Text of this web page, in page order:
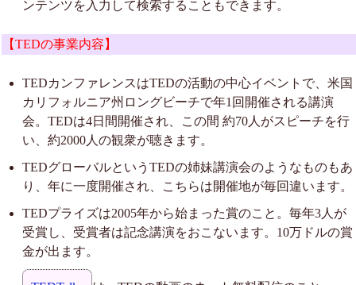
ンテンツを入力して検索することもできます。
【TEDの事業内容】
TEDカンファレンスはTEDの活動の中心イベントで、米国
カリフォルニア州ロングビーチで年1回開催される講演
会。TEDは4日間開催され、この間 約70人がスピーチを行
い、約2000人の観衆が聴きます。
TEDグローバルというTEDの姉妹講演会のようなものもあ
り、年に一度開催され、こちらは開催地が毎回違います。
TEDプライズは2005年から始まった賞のこと。毎年3人が
受賞し、受賞者は記念講演をおこないます。10万ドルの賞
金が出ます。